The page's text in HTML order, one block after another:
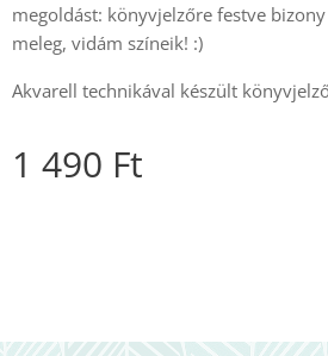
megoldást: könyvjelzőre festve
meleg, vidám színeik! :)
Akvarell technikával készült
1 490 Ft